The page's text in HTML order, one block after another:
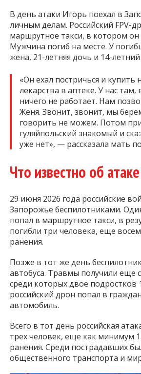
В день атаки Игорь поехал в
личным делам. Российский FPV-
маршрутное такси, в котором он
Мужчина погиб на месте. У
жена, 21-летняя дочь и 14-
«Он ехал постричься и купить
лекарства в аптеке. У нас там,
ничего не работает. Нам
Женя. Звонит, звонит, мы
говорить не можем. Потом
гуляйпольский знакомый и
уже нет», — рассказала мать
Что известно об
29 июня 2026 года российские
Запорожье беспилотниками.
попал в маршрутное такси, в
погибли три человека, еще
ранения.
Позже в тот же день
автобуса. Травмы получили еще
среди которых двое подростков
российский дрон попал в
автомобиль.
Всего в тот день российская
трех человек, еще как минимум
ранения. Среди пострадавших
общественного транспорта и